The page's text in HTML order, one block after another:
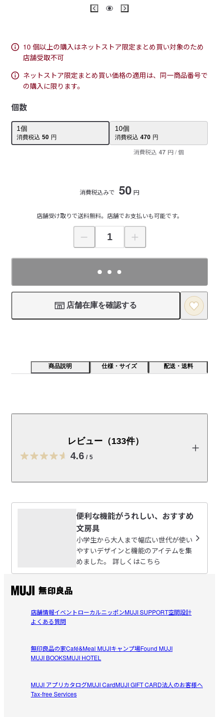
10 個以上の購入はネットストア限定まとめ買い対象のため
店舗受取不可
ネットストア限定まとめ買い価格の適用は、同一商品番号で
の購入に限ります。
個数
1個
消費税込 50 円
10個
消費税込 470 円
消費税込 47 円/ 個
消費税込みで 50 円
店舗受け取りで送料無料。店舗でお支払いも可能です。
店舗在庫を確認する
商品説明 仕様・サイズ 配送・送料
レビュー（133件）
4.6 / 5
シンプルで使いやすい消しゴム
お値段もお手頃で、とても使いやすかったです。黒消しゴ
ムを以前から愛用しているので、今は在庫がないようです
参考になった（0人）
2026/07/10
使い心地はすこしさらっとしているので、とにかく扱いや
方はすこし違うと感じるかもしれません。
pupu
2026/06/30
便利な機能がうれしい、おすすめ
文房具
小学生から大人まで幅広い世代が使い
やすいデザインと機能のアイテムを集
めました。 詳しくはこちら
店舗情報イベントローカルニッポンMUJI SUPPORT空間設計
よくある質問
無印良品の家Café&Meal MUJIキャンプ場Found MUJI
MUJI BOOKSMUJI HOTEL
MUJI アプリカタログMUJI CardMUJI GIFT CARD法人のお客様へ
Tax-free Services